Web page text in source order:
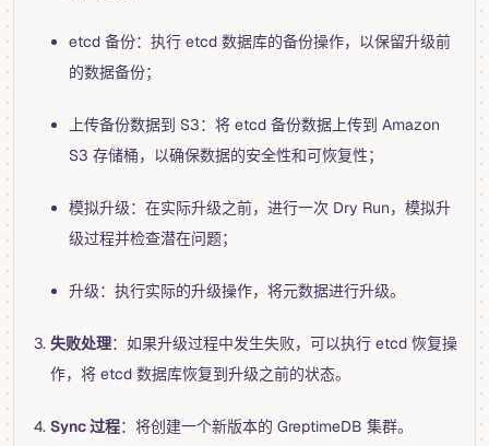
etcd 备份：执行 etcd 数据库的备份操作，以保留升级前
的数据备份；
上传备份数据到 S3：将 etcd 备份数据上传到 Amazon
S3 存储桶，以确保数据的安全性和可恢复性；
模拟升级：在实际升级之前，进行一次 Dry Run，模拟升
级过程并检查潜在问题；
升级：执行实际的升级操作，将元数据进行升级。
失败处理：如果升级过程中发生失败，可以执行 etcd 恢复操
作，将 etcd 数据库恢复到升级之前的状态。
Sync 过程：将创建一个新版本的 GreptimeDB 集群。